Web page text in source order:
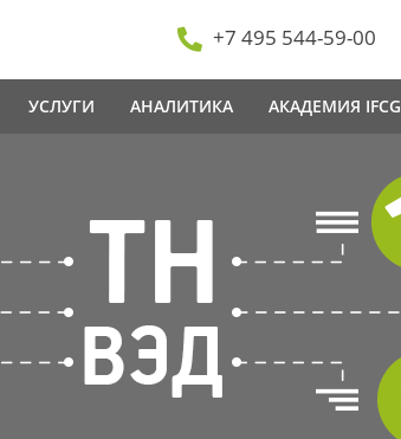
+7 495 544-59-00
УСЛУГИ АНАЛИТИКА АКАДЕМИЯ IFCG